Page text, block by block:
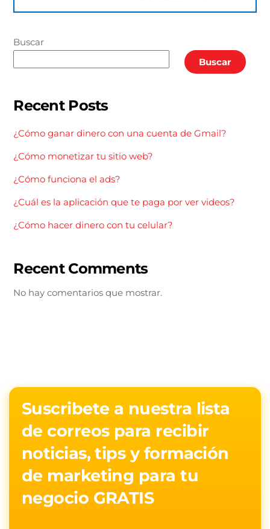
Buscar
Buscar
Recent Posts
¿Cómo ganar dinero con una cuenta de Gmail?
¿Cómo monetizar tu sitio web?
¿Cómo funciona el ads?
¿Cuál es la aplicación que te paga por ver videos?
¿Cómo hacer dinero con tu celular?
Recent Comments
No hay comentarios que mostrar.
Suscribete a nuestra lista
de correos para recibir
noticias, tips y formación
de marketing para tu
negocio GRATIS